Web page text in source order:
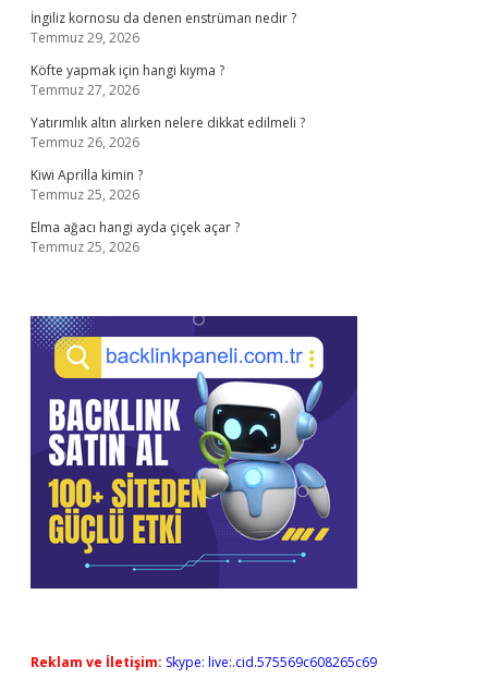
İngiliz kornosu da denen enstrüman nedir ?
Temmuz 29, 2026
Köfte yapmak için hangi kıyma ?
Temmuz 27, 2026
Yatırımlık altın alırken nelere dikkat edilmeli ?
Temmuz 26, 2026
Kiwi Aprilla kimin ?
Temmuz 25, 2026
Elma ağacı hangi ayda çiçek açar ?
Temmuz 25, 2026
Reklam ve İletişim: Skype: live:.cid.575569c608265c69